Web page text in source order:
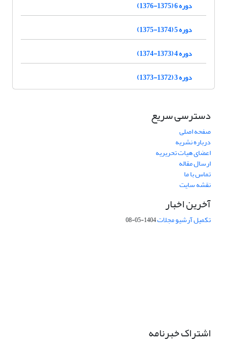
دوره 6 (1375-1376)
دوره 5 (1374-1375)
دوره 4 (1373-1374)
دوره 3 (1372-1373)
دسترسی سریع
صفحه اصلی
درباره نشریه
اعضای هیات تحریریه
ارسال مقاله
تماس با ما
نقشه سایت
آخرین اخبار
تکمیل آرشیو مجلات1404-05-08
اشتراک خبرنامه